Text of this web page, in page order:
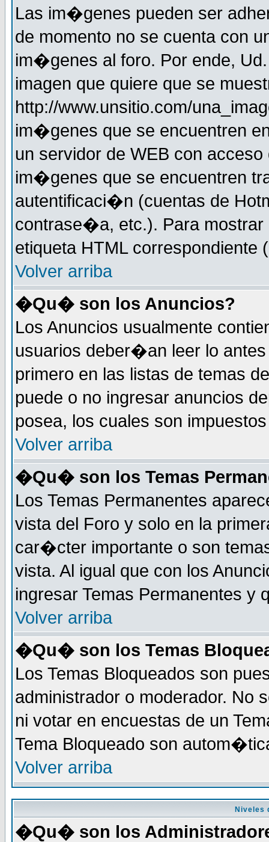
Las im�genes pueden ser
de momento no se cuenta con
im�genes al foro. Por ende,
imagen que quiere que se
http://www.unsitio.com/
im�genes que se encuentren
un servidor de WEB con
im�genes que se encuentren
autentificaci�n (cuentas de
contrase�a, etc.). Para mostrar
etiqueta HTML correspondiente
Volver arriba
�Qu� son los Anuncios?
Los Anuncios usualmente
usuarios deber�an leer lo
primero en las listas de temas
puede o no ingresar anuncios
posea, los cuales son
Volver arriba
�Qu� son los Temas
Los Temas Permanentes
vista del Foro y solo en la
car�cter importante o son
vista. Al igual que con los
ingresar Temas Permanentes y
Volver arriba
�Qu� son los Temas
Los Temas Bloqueados son
administrador o moderador. No
ni votar en encuestas de un
Tema Bloqueado son
Volver arriba
Niveles
�Qu� son los